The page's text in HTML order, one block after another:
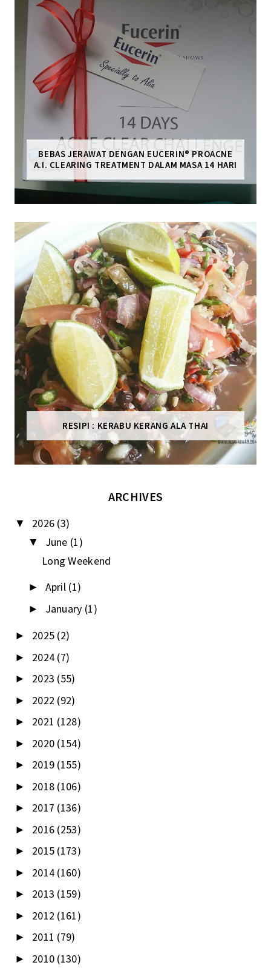
BEBAS JERAWAT DENGAN EUCERIN® PROACNE
A.I. CLEARING TREATMENT DALAM MASA 14 HARI
RESIPI : KERABU KERANG ALA THAI
ARCHIVES
▼ 2026 (3)
▼ June (1)
Long Weekend
► April (1)
► January (1)
► 2025 (2)
► 2024 (7)
► 2023 (55)
► 2022 (92)
► 2021 (128)
► 2020 (154)
► 2019 (155)
► 2018 (106)
► 2017 (136)
► 2016 (253)
► 2015 (173)
► 2014 (160)
► 2013 (159)
► 2012 (161)
► 2011 (79)
► 2010 (130)